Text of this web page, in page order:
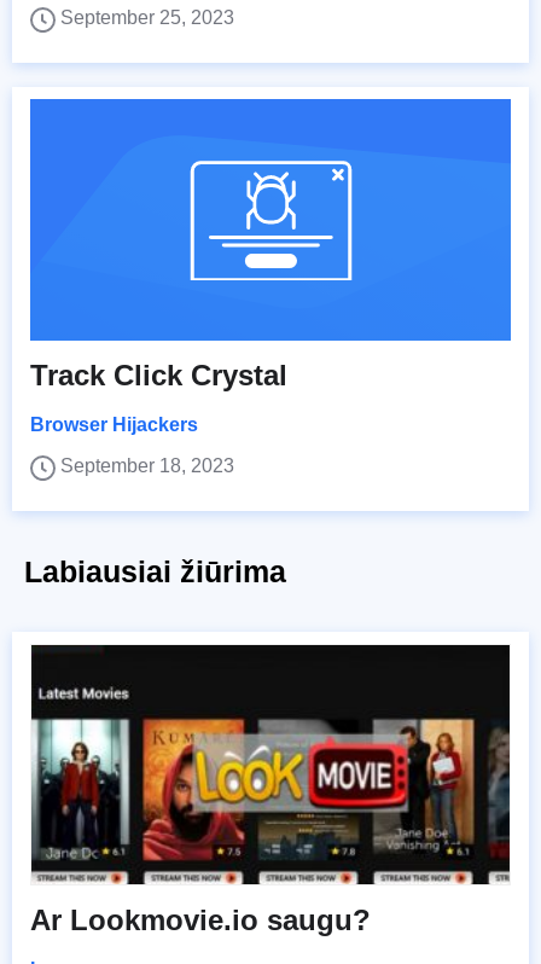
September 25, 2023
Track Click Crystal
Browser Hijackers
September 18, 2023
Labiausiai žiūrima
Ar Lookmovie.io saugu?